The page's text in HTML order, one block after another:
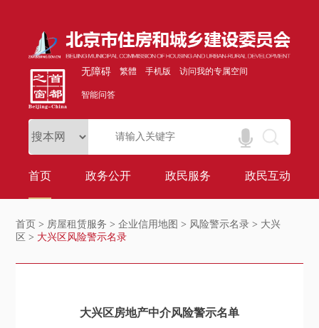
无障碍 繁體 手机版 访问我的专属空间
智能问答
首页 政务公开 政民服务 政民互动
首页 > 房屋租赁服务 >企业信用地图 > 风险警示名录 > 大兴
区 > 大兴区风险警示名录
大兴区房地产中介风险警示名单